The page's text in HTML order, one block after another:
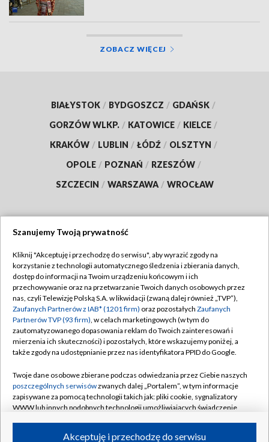
ZOBACZ WIĘCEJ
BIAŁYSTOK / BYDGOSZCZ / GDAŃSK /
GORZÓW WLKP. / KATOWICE / KIELCE /
KRAKÓW / LUBLIN / ŁÓDŹ / OLSZTYN /
OPOLE / POZNAŃ / RZESZÓW /
SZCZECIN / WARSZAWA / WROCŁAW
TVP
Abonament TVP
Emisja w TVP
Centrum informacji TVP
Naziemna Telewizja Cyfrowa
Rada Programowa
System NOS
Informacje o nadawcy
Regulamin TVP
Polityka prywatności
Moje zgody
Pomoc
Kontakt
Kanały
Szanujemy Twoją prywatność
Kliknij "Akceptuję i przechodzę do serwisu", aby wyrazić zgody na
korzystanie z technologii automatycznego śledzenia i zbierania danych,
dostęp do informacji na Twoim urządzeniu końcowym i ich
przechowywanie oraz na przetwarzanie Twoich danych osobowych przez
nas, czyli Telewizję Polską S.A. w likwidacji (zwaną dalej również „TVP”),
Zaufanych Partnerów z IAB* (1201 firm) oraz pozostałych Zaufanych
Partnerów TVP (93 firm), w celach marketingowych (w tym do
zautomatyzowanego dopasowania reklam do Twoich zainteresowań i
mierzenia ich skuteczności) i pozostałych, które wskazujemy poniżej, a
także zgody na udostępnianie przez nas identyfikatora PPID do Google.
Twoje dane osobowe zbierane podczas odwiedzania przez Ciebie naszych
poszczególnych serwisówzwanych dalej „Portalem”, w tym informacje
zapisywane za pomocą technologii takich jak: pliki cookie, sygnalizatory
WWW lub innych podobnych technologii umożliwiających świadczenie
ruchu w Internecie.Akceptuję i przechodzę do serwisu